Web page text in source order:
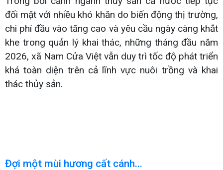
đối mặt với nhiều khó khăn do biến động thị trường,
chi phí đầu vào tăng cao và yêu cầu ngày càng khắt
khe trong quản lý khai thác, những tháng đầu năm
2026, xã Nam Cửa Việt vẫn duy trì tốc độ phát triển
khá toàn diện trên cả lĩnh vực nuôi trồng và khai
thác thủy sản.
Đợi một mùi hương cất cánh...